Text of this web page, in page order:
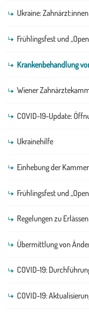
Ukraine:
Frühlingsfest und
Krankenbehandlung
Wiener
COVID-19-Update:
Ukrainehilfe
Einhebung der
Frühlingsfest und
Regelungen zu
Übermittlung von
COVID-19:
COVID-19: